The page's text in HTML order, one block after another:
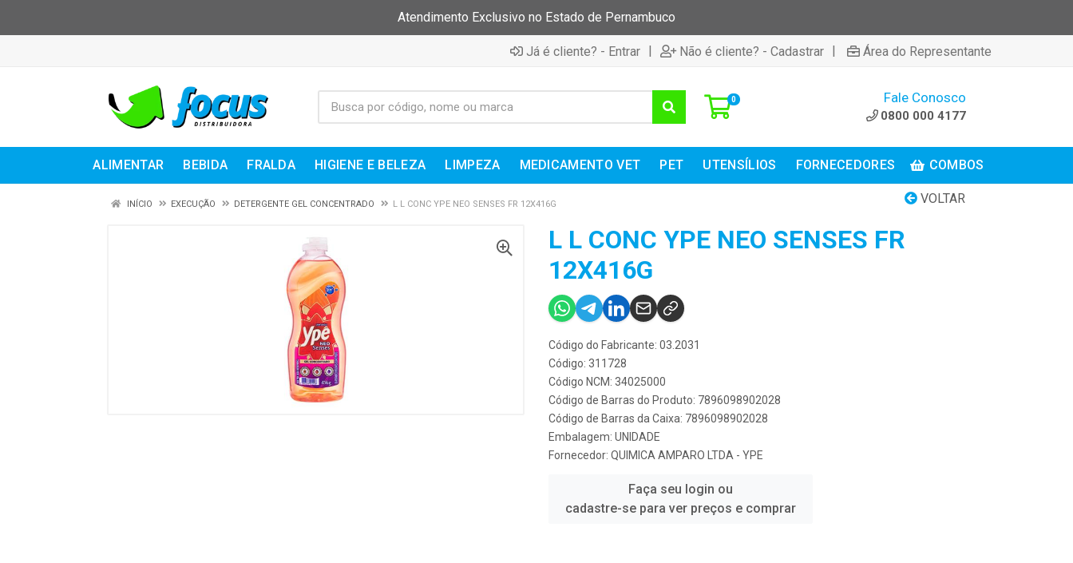
Atendimento Exclusivo no Estado de Pernambuco
Já é cliente? - Entrar | Não é cliente? - Cadastrar | Área do Representante
0 Fale Conosco
0800 000 4177
ALIMENTAR BEBIDA FRALDA HIGIENE E BELEZA LIMPEZA MEDICAMENTO VET PET UTENSÍLIOS FORNECEDORES COMBOS
VOLTAR
INÍCIO EXECUÇÃO DETERGENTE GEL CONCENTRADO L L CONC YPE NEO SENSES FR 12X416G
L L CONC YPE NEO SENSES FR
12X416G
Código do Fabricante: 03.2031
Código: 311728
Código NCM: 34025000
Código de Barras do Produto: 7896098902028
Código de Barras da Caixa: 7896098902028
Embalagem: UNIDADE
Fornecedor: QUIMICA AMPARO LTDA - YPE
Faça seu login ou
cadastre-se para ver preços e comprar